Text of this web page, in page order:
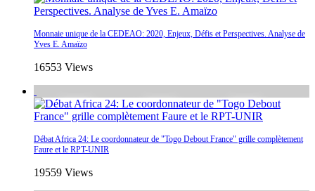
Monnaie unique de la CEDEAO: 2020, Enjeux, Défis et Perspectives. Analyse de
Yves E. Amaïzo
16553 Views
Débat Africa 24: Le coordonnateur de "Togo Debout France" grille complètement
Faure et le RPT-UNIR
19559 Views